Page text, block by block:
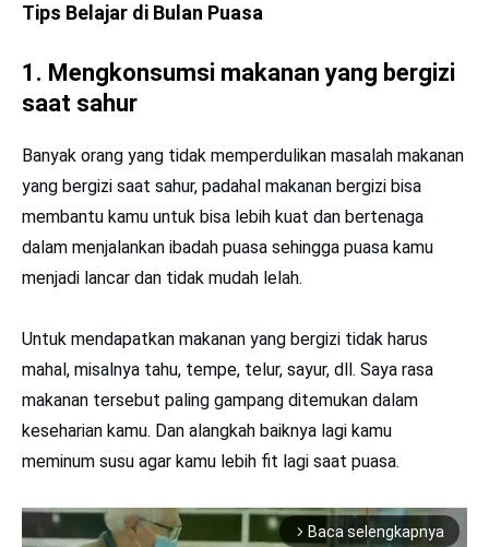
Tips Belajar di Bulan Puasa
1. Mengkonsumsi makanan yang bergizi
saat sahur
Banyak orang yang tidak memperdulikan masalah makanan
yang bergizi saat sahur, padahal makanan bergizi bisa
membantu kamu untuk bisa lebih kuat dan bertenaga
dalam menjalankan ibadah puasa sehingga puasa kamu
menjadi lancar dan tidak mudah lelah.
Untuk mendapatkan makanan yang bergizi tidak harus
mahal, misalnya tahu, tempe, telur, sayur, dll. Saya rasa
makanan tersebut paling gampang ditemukan dalam
keseharian kamu. Dan alangkah baiknya lagi kamu
meminum susu agar kamu lebih fit lagi saat puasa.
arrow_forward_ios Baca selengkapnya